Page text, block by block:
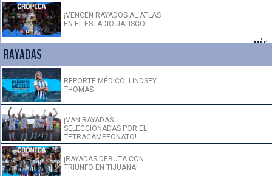
¡VENCEN RAYADOS AL ATLAS
EN EL ESTADIO JALISCO!
+ MÁS
RAYADAS
REPORTE MÉDICO: LINDSEY
THOMAS
¡VAN RAYADAS
SELECCIONADAS POR EL
TETRACAMPEONATO!
¡RAYADAS DEBUTA CON
TRIUNFO EN TIJUANA!